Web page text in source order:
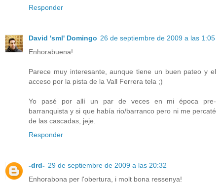
Responder
David 'sml' Domingo 26 de septiembre de 2009 a las 1:05
Enhorabuena!
Parece muy interesante, aunque tiene un buen pateo y el
acceso por la pista de la Vall Ferrera tela ;)
Yo pasé por allí un par de veces en mi época pre-
barranquista y si que había rio/barranco pero ni me percaté
de las cascadas, jeje.
Responder
-drd- 29 de septiembre de 2009 a las 20:32
Enhorabona per l'obertura, i molt bona ressenya!